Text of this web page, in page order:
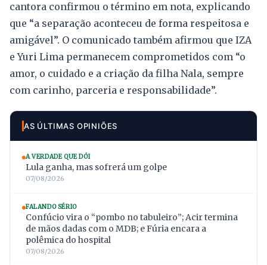
cantora confirmou o término em nota, explicando
que “a separação aconteceu de forma respeitosa e
amigável”. O comunicado também afirmou que IZA
e Yuri Lima permanecem comprometidos com “o
amor, o cuidado e a criação da filha Nala, sempre
com carinho, parceria e responsabilidade”.
AS ÚLTIMAS OPINIÕES
A VERDADE QUE DÓI
Lula ganha, mas sofrerá um golpe
07/08/2026
FALANDO SÉRIO
Confúcio vira o “pombo no tabuleiro”; Acir termina
de mãos dadas com o MDB; e Fúria encara a
polêmica do hospital
07/08/2026